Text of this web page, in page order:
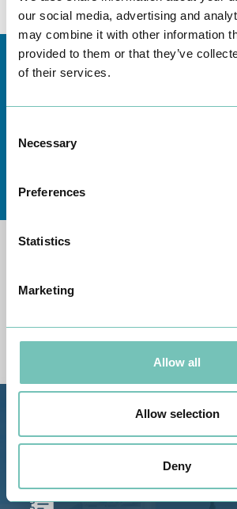
our social media, advertising and
may combine it with other information
provided to them or that they’ve
of their services.
Selection
Necessary
Preferences
Statistics
Marketing
Allow all
Allow selection
Deny
Bota, 8500-322 Alvor -
Telefone: 282 420 400